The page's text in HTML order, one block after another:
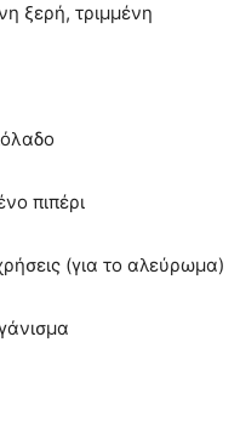
ξερή, τριμμένη
πιπέρι
(για το αλεύρωμα)